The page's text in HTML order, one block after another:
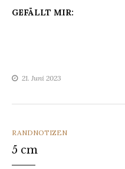
GEFÄLLT MIR:
21. Juni 2023
CATEGORIES
RANDNOTIZEN
5 cm